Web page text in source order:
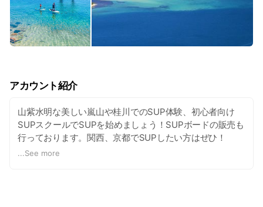
アカウント紹介
山紫水明な美しい嵐山や桂川でのSUP体験、初心者向け
SUPスクールでSUPを始めましょう！SUPボードの販売も
行っております。関西、京都でSUPしたい方はぜひ！
http://kyotosup.com
...See more